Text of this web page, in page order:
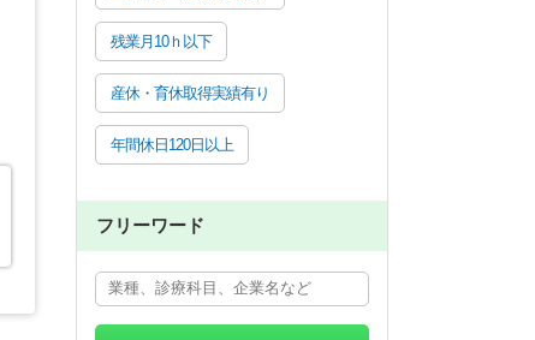
残業月10ｈ以下
産休・育休取得実績有り
年間休日120日以上
フリーワード